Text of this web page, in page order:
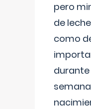
pero
de
como